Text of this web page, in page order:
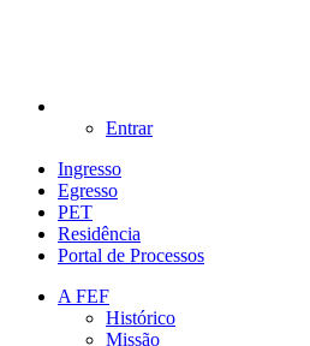
Entrar
Ingresso
Egresso
PET
Residência
Portal de Processos
A FEF
Histórico
Missão